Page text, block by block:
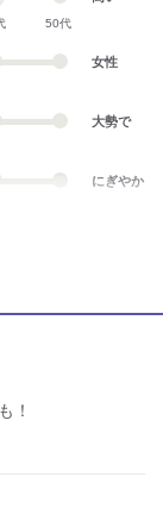
50代
女性
大勢で
にぎやか
！